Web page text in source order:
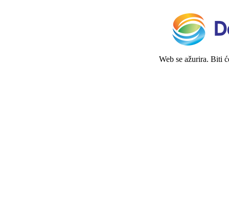
Web se ažurira. Biti